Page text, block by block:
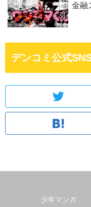
金融
デンコミ公式
少年マンガ